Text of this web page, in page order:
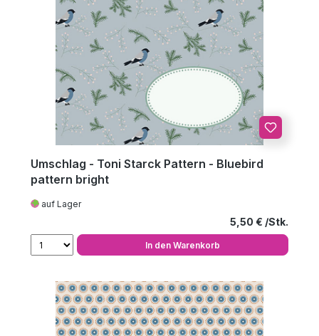
Umschlag - Toni Starck Pattern - Bluebird
pattern bright
auf Lager
Regulärer
5,50 €
In den Warenkorb